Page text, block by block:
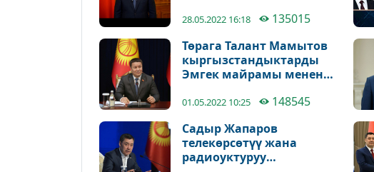
28.05.2022 16:18 135015
Төрага Талант Мамытов
кыргызстандыктарды
Эмгек майрамы менен
01.05.2022 10:25 148545
Садыр Жапаров
телекөрсөтүү жана
радиоуктуруу